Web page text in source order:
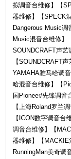
拟调音台维修】【
器维修】【SPECK
Dangerous Music
Music混音台维修】
SOUNDCRAFT声
【SOUNDCRAFT
YAMAHA雅马哈调
哈混音台维修】【
国Pioneer/先锋调音
【上海Roland罗兰
【ICON数字调音
调音台维修】【
器维修】【MACKIE
RunningMan美奇调